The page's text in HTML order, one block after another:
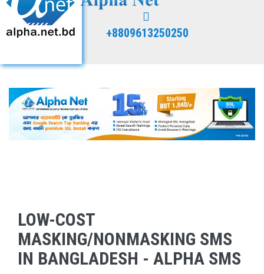
+8809613250250
LOW-COST
MASKING/NONMASKING SMS
IN BANGLADESH - ALPHA SMS